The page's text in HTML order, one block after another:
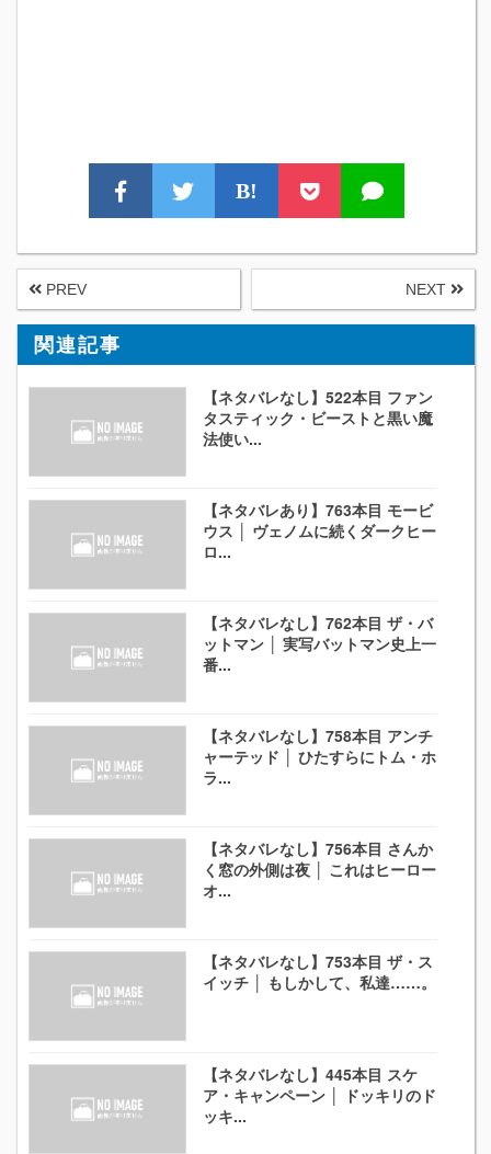
B!
PREV NEXT
関連記事
【ネタバレなし】522本目 ファン
タスティック・ビーストと黒い魔
法使い...
【ネタバレあり】763本目 モービ
ウス │ ヴェノムに続くダークヒー
ロ...
【ネタバレなし】762本目 ザ・バ
ットマン │ 実写バットマン史上一
番...
【ネタバレなし】758本目 アンチ
ャーテッド │ ひたすらにトム・ホ
ラ...
【ネタバレなし】756本目 さんか
く窓の外側は夜 │ これはヒーロー
オ...
【ネタバレなし】753本目 ザ・ス
イッチ │ もしかして、私達……。
【ネタバレなし】445本目 スケ
ア・キャンペーン │ ドッキリのド
ッキ...